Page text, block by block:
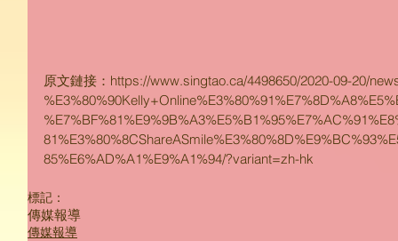
原文鏈接：https://www.singtao.ca/4498650/2020-09-20/
85%E6%AD%A1%E9%A1%94/?variant=zh-hk
標記：
傳媒報導
傳媒報導